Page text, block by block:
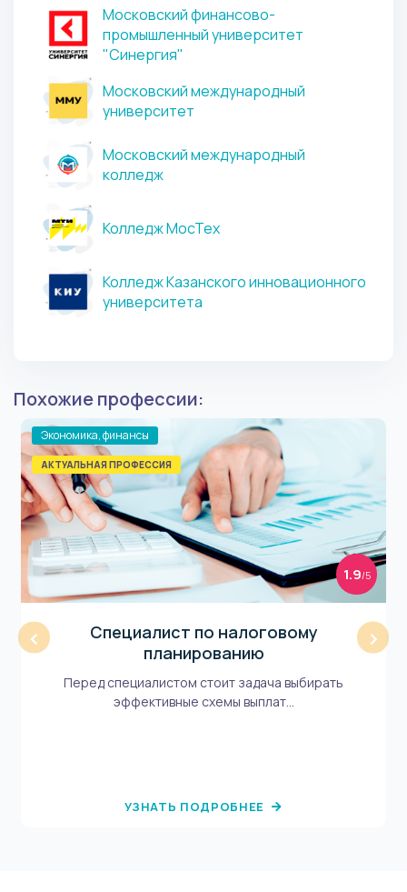
Московский финансово-
промышленный университет
"Синергия"
Московский международный
университет
Московский международный
колледж
Колледж МосТех
Колледж Казанского инновационного
университета
Похожие профессии:
‹
Экономика, финансы
АКТУАЛЬНАЯ ПРОФЕССИЯ
1.9/5
Специалист по налоговому
планированию
Перед специалистом стоит задача выбирать
эффективные схемы выплат...
УЗНАТЬ ПОДРОБНЕЕ
›